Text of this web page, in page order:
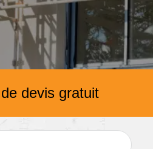
devis gratuit